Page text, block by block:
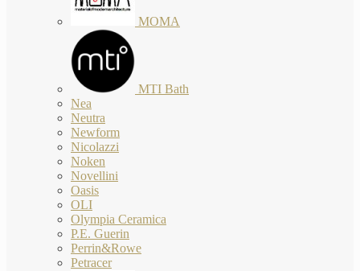
MOMA
MTI Bath
Nea
Neutra
Newform
Nicolazzi
Noken
Novellini
Oasis
OLI
Olympia Ceramica
P.E. Guerin
Perrin&Rowe
Petracer